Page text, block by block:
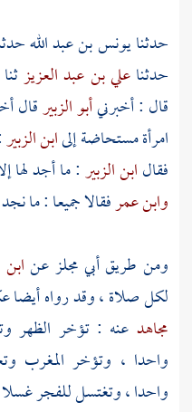
حدثنايونس بن عبد الله
حدثناعلي بن عبد العزيزثنا
قال : أخبرنيأبو الزبيرقال
امرأة مستحاضة إلىابن الزبير
فقالابن الزبير: ما أجد لها
وابن عمرفقالا جميعا : ما
ومن طريقأبي مجلزعن
لكل صلاة ، وقد رواه أيضا
مجاهد عنه : تؤخر الظهر
واحدا ، وتؤخر المغرب
واحدا ، وتغتسل للفجر